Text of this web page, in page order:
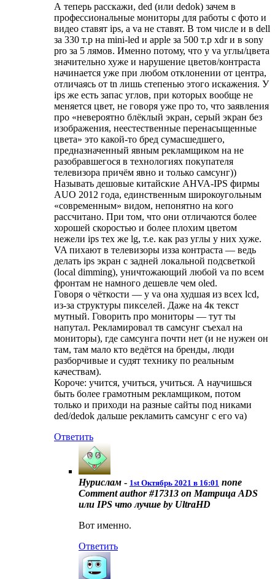
А теперь расскажи, ded (или dedok) зачем в
профессиональные мониторы для работы с фото и
видео ставят ips, а va не ставят. В том числе и в dell
за 330 т.р на mini-led и apple за 500 т.р xdr и в sony
pro за 5 лямов. Именно потому, что у va углы/цвета
значительно хуже и нарушение цветов/контраста
начинается уже при любом отклонении от центра,
отличаясь от tn лишь степенью этого искажения. У
ips же есть запас углов, при которых вообще не
меняется цвет, не говоря уже про то, что заявления
про «невероятно блёклый экран, серый экран без
изображения, неестественные перенасыщенные
цвета» это какой-то бред сумасшедшего,
предназначенный явным рекламщиком на не
разобравшегося в технологиях покупателя
телевизора причём явно и только самсунг))
Называть дешовые китайские AHVA-IPS фирмы
AUO 2012 года, единственным широкоугольным
«современным» видом, непонятно на кого
рассчитано. При том, что они отличаются более
хорошей скоростью и более плохим цветом
нежели ips тех же lg, т.е. как раз углы у них хуже.
VA пихают в телевизоры изза контраста — ведь
делать ips экран с задней локальной подсветкой
(local dimming), уничтожающий любой va по всем
фронтам не намного дешевле чем oled.
Говоря о чёткости — у va она худшая из всех lcd,
из-за структуры пикселей. Даже на 4к текст
мутный. Говорить про мониторы — тут ты
напутал. Рекламировал тв самсунг съехал на
мониторы), где самсунга почти нет (и не нужен он
там, там мало кто ведётся на бренды, люди
разборчивые и судят технику по реальным
качествам).
Короче: учится, учиться, учиться. А научишься
быть более грамотным рекламщиком, потом
только и приходи на разные сайты под никами
ded/dedok дальше рекламить самсунг с его va)
Ответить
Нурислам - 1st Октябрь 2021 в 16:01 none
Comment author #17313 on Матрица ADS
или IPS что лучше by UltraHD
Вот именно.
Ответить